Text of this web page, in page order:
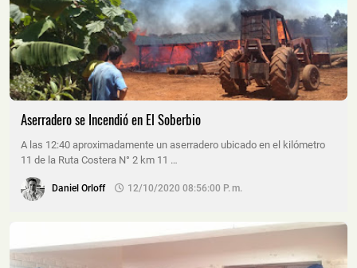
Aserradero se Incendió en El Soberbio
A las 12:40 aproximadamente un aserradero ubicado en el kilómetro
11 de la Ruta Costera N° 2 km 11 …
Daniel Orloff 12/10/2020 08:56:00 P. M.